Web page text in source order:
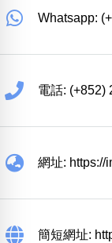
Whatsapp:
電話: (+852)
網址: https://
簡短網址: